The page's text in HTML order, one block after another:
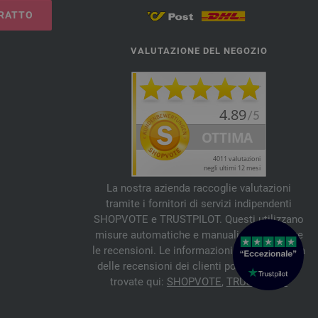
VALUTAZIONE DEL NEGOZIO
La nostra azienda raccoglie valutazioni
tramite i fornitori di servizi indipendenti
SHOPVOTE e TRUSTPILOT. Questi utilizzano
misure automatiche e manuali per verificare
le recensioni. Le informazioni sull'autenticità
delle recensioni dei clienti possono essere
trovate qui: SHOPVOTE, TRUSTPILOT